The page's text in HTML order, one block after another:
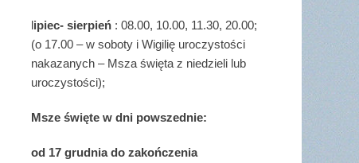
lipiec- sierpień : 08.00, 10.00, 11.30, 20.00;
(o 17.00 – w soboty i Wigilię uroczystości
nakazanych – Msza święta z niedzieli lub
uroczystości);
Msze święte w dni powszednie:
od 17 grudniado zakończenia